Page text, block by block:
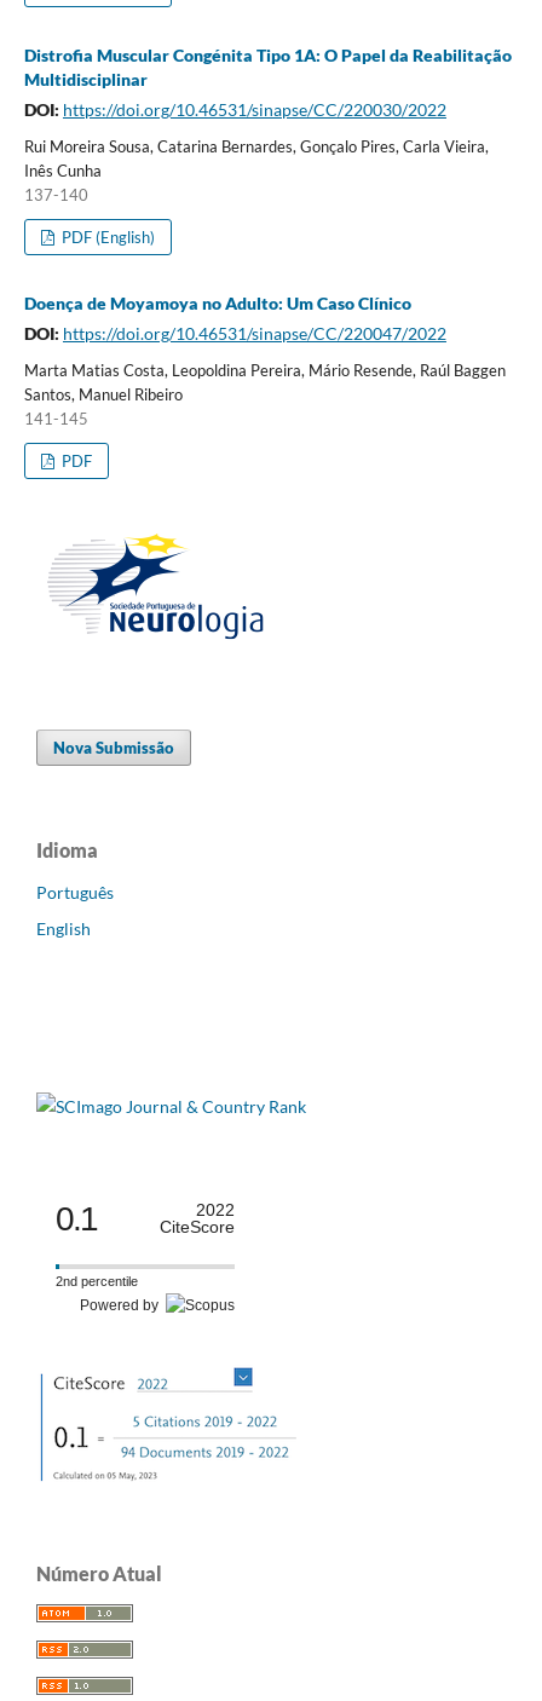
Distrofia Muscular Congénita Tipo 1A: O Papel da Reabilitação
Multidisciplinar
DOI: https://doi.org/10.46531/sinapse/CC/220030/2022
Rui Moreira Sousa, Catarina Bernardes, Gonçalo Pires, Carla Vieira,
Inês Cunha
137-140
PDF (English)
Doença de Moyamoya no Adulto: Um Caso Clínico
DOI: https://doi.org/10.46531/sinapse/CC/220047/2022
Marta Matias Costa, Leopoldina Pereira, Mário Resende, Raúl Baggen
Santos, Manuel Ribeiro
141-145
PDF
Nova Submissão
Idioma
Português
English
0.1
2022
CiteScore
2nd percentile
Powered by
Número Atual